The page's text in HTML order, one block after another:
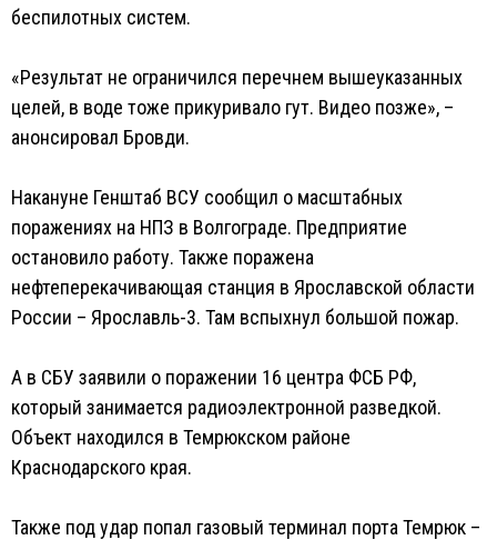
беспилотных систем.
«Результат не ограничился перечнем вышеуказанных
целей, в воде тоже прикуривало гут. Видео позже», –
анонсировал Бровди.
Накануне Генштаб ВСУ сообщил о масштабных
поражениях на НПЗ в Волгограде. Предприятие
остановило работу. Также поражена
нефтеперекачивающая станция в Ярославской области
России – Ярославль-3. Там вспыхнул большой пожар.
А в СБУ заявили о поражении 16 центра ФСБ РФ,
который занимается радиоэлектронной разведкой.
Объект находился в Темрюкском районе
Краснодарского края.
Также под удар попал газовый терминал порта Темрюк –